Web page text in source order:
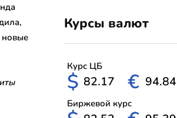
новые
Курсы валют
Курс ЦБ
$ 82.17 € 94.84
Биржевой курс